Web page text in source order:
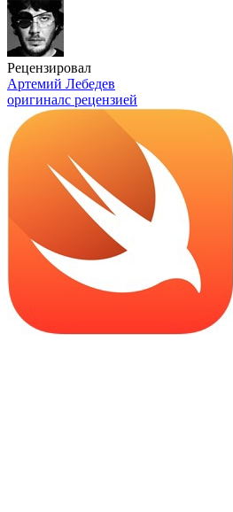
Рецензировал
Артемий Лебедев
оригиналс рецензией